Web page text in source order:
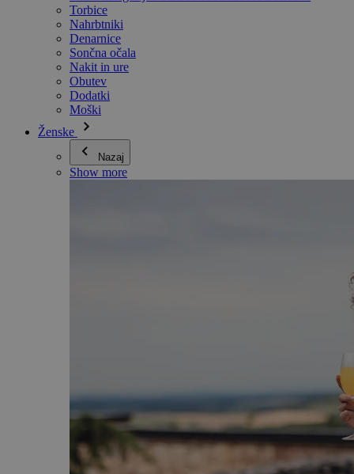
Torbice
Nahrbtniki
Denarnice
Sončna očala
Nakit in ure
Obutev
Dodatki
Moški
Ženske
Nazaj
Show more